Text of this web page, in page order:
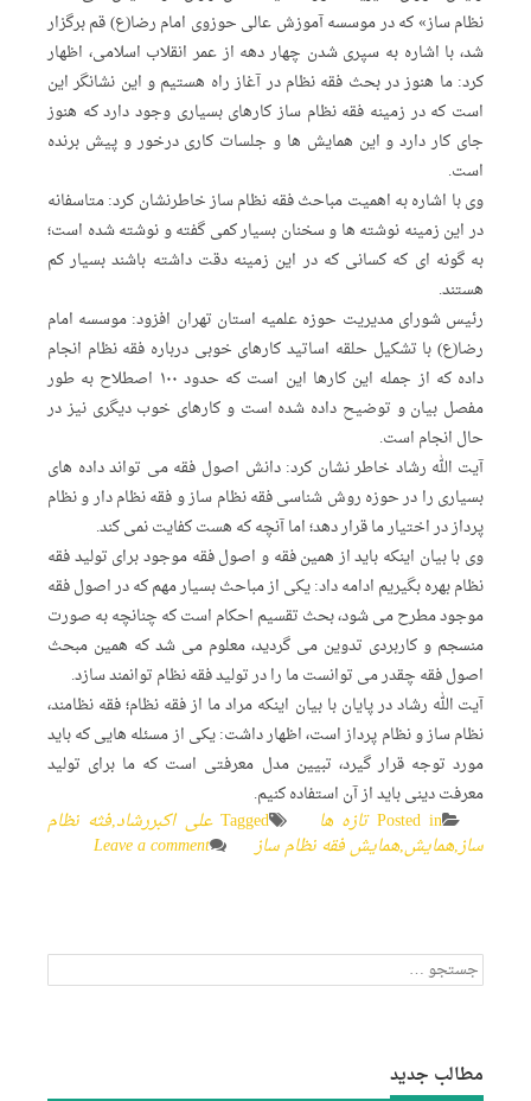
نظام ساز» که در موسسه آموزش عالی حوزوی امام رضا(ع) قم برگزار
شد، با اشاره به سپری شدن چهار دهه از عمر انقلاب اسلامی، اظهار
کرد: ما هنوز در بحث فقه نظام در آغاز راه هستیم و این نشانگر این
است که در زمینه فقه نظام ساز کارهای بسیاری وجود دارد که هنوز
جای کار دارد و این همایش ها و جلسات کاری درخور و پیش برنده
است.
وی با اشاره به اهمیت مباحث فقه نظام ساز خاطرنشان کرد: متاسفانه
در این زمینه نوشته ها و سخنان بسیار کمی گفته و نوشته شده است؛
به گونه ای که کسانی که در این زمینه دقت داشته باشند بسیار کم
هستند.
رئیس شورای مدیریت حوزه علمیه استان تهران افزود: موسسه امام
رضا(ع) با تشکیل حلقه اساتید کارهای خوبی درباره فقه نظام انجام
داده که از جمله این کارها این است که حدود ۱۰۰ اصطلاح به طور
مفصل بیان و توضیح داده شده است و کارهای خوب دیگری نیز در
حال انجام است.
آیت الله رشاد خاطر نشان کرد: دانش اصول فقه می تواند داده های
بسیاری را در حوزه روش شناسی فقه نظام ساز و فقه نظام دار و نظام
پرداز در اختیار ما قرار دهد؛ اما آنچه که هست کفایت نمی کند.
وی با بیان اینکه باید از همین فقه و اصول فقه موجود برای تولید فقه
نظام بهره بگیریم ادامه داد: یکی از مباحث بسیار مهم که در اصول فقه
موجود مطرح می شود، بحث تقسیم احکام است که چنانچه به صورت
منسجم و کاربردی تدوین می گردید، معلوم می شد که همین مبحث
اصول فقه چقدر می توانست ما را در تولید فقه نظام توانمند سازد.
آیت الله رشاد در پایان با بیان اینکه مراد ما از فقه نظام؛ فقه نظامند،
نظام ساز و نظام پرداز است، اظهار داشت: یکی از مسئله هایی که باید
مورد توجه قرار گیرد، تبیین مدل معرفتی است که ما برای تولید
معرفت دینی باید از آن استفاده کنیم.
Posted in تازه ها Tagged علی اکبررشاد,فثه نظام
ساز,همایش,همایش فقه نظام ساز Leave a comment
جستجو
برای:
مطالب جدید